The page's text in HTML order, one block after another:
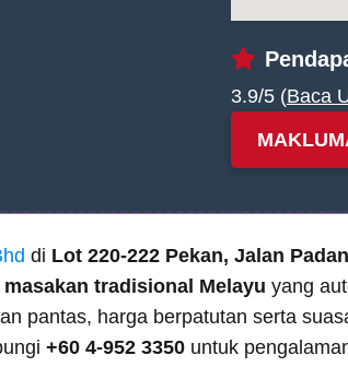
3.9/5 (Baca
di Lot 220-222 Pekan, Jalan
masakan tradisional Melayu yang
pantas, harga berpatutan serta
+60 4-952 3350 untuk